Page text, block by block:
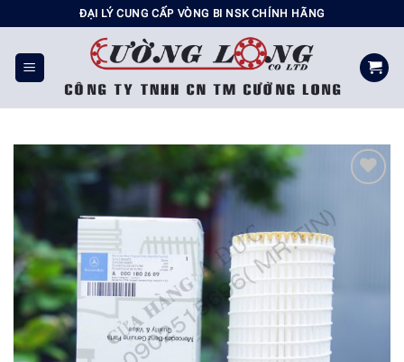
đến
nội
dung
ĐẠI LÝ CUNG CẤP VÒNG BI NSK CHÍNH HÃNG